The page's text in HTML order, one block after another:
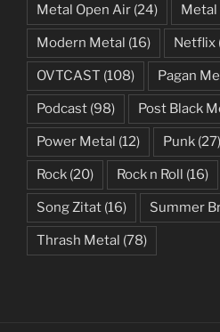
Metal Open Air (24) Metal
Modern Metal (16) Netflix
OVTCAST (108) Pagan
Podcast (98) Post Black
Power Metal (12) Punk (27)
Rock (20) Rock n Roll (16)
Song Zitat (16) Summer
Thrash Metal (78)